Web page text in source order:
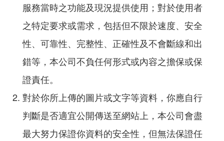
服務當時之功能及現況提供使用；對於使用者
之特定要求或需求，包括但不限於速度、安全
性、可靠性、完整性、正確性及不會斷線和出
錯等，本公司不負任何形式或內容之擔保或保
證責任。
對於你所上傳的圖片或文字等資料，你應自行
判斷是否適宜公開傳送至網站上，本公司會盡
最大努力保證你資料的安全性，但無法保證任